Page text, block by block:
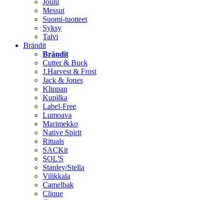
Joulu
Messut
Suomi-tuotteet
Syksy
Talvi
Brändit
Brändit
Cutter & Buck
J.Harvest & Frost
Jack & Jones
Klippan
Kupilka
Label-Free
Lumoava
Marimekko
Native Spirit
Rituals
SACKit
SOL'S
Stanley/Stella
Vilikkala
Camelbak
Clique